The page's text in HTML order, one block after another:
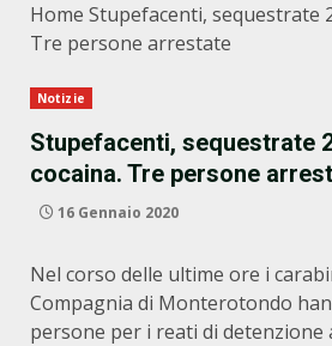
Home Stupefacenti, sequestrate
Tre persone arrestate
Notizie
Stupefacenti, sequestrate
cocaina. Tre persone
16 Gennaio 2020
Nel corso delle ultime ore i
Compagnia di Monterotondo
persone per i reati di detenzione